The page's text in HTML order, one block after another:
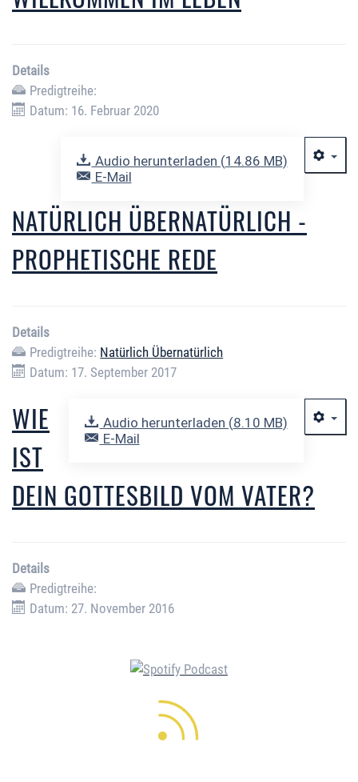
Details
Predigtreihe:
Datum: 16. Februar 2020
Audio herunterladen (14.86 MB)
E-Mail
NATÜRLICH ÜBERNATÜRLICH -
PROPHETISCHE REDE
Details
Predigtreihe: Natürlich Übernatürlich
Datum: 17. September 2017
Audio herunterladen (8.10 MB)
E-Mail
WIE
IST
DEIN GOTTESBILD VOM VATER?
Details
Predigtreihe:
Datum: 27. November 2016